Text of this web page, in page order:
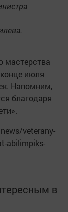
мастерства
июля
Напомним,
благодаря
veterany-
abilimpiks-
в